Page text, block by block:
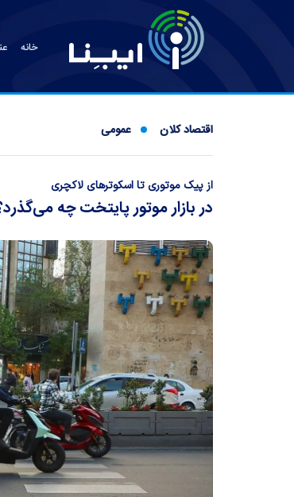
خانه
اقتصاد کلان عمومی
از پیک موتوری تا اسکوترهای لاکچری
در بازار موتور پایتخت چه